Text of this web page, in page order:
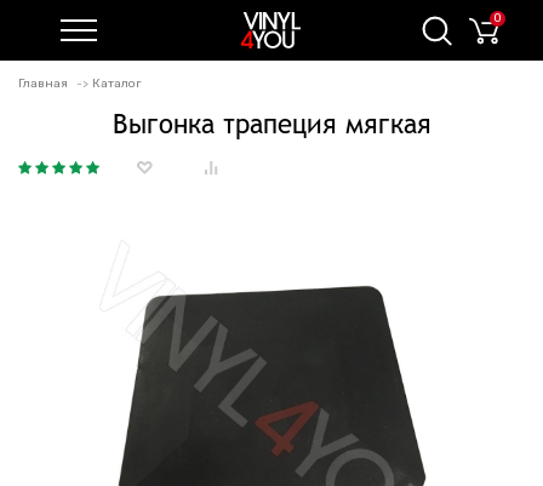
0
Главная Каталог
Выгонка трапеция мягкая